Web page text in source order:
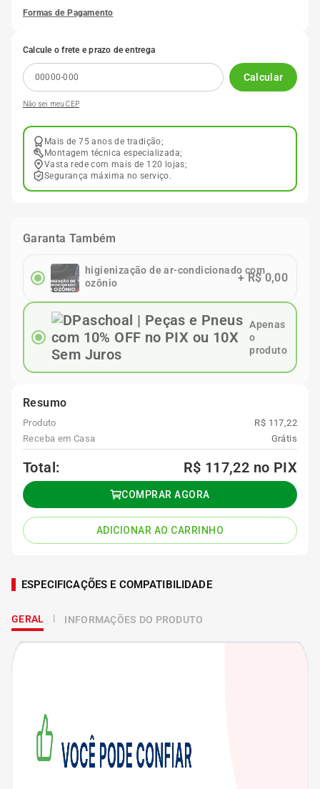
Formas de Pagamento
Calcule o frete e prazo de entrega
Calcular
Não sei meu CEP
Mais de 75 anos de tradição;
Montagem técnica especializada;
Vasta rede com mais de 120 lojas;
Segurança máxima no serviço.
Garanta Também
higienização de ar-condicionado com
ozônio
+R$ 0,00
Apenas
o
produto
Resumo
Produto
R$ 117,22
Receba em Casa
Grátis
Total: R$ 117,22 no PIX
COMPRAR AGORA
ADICIONAR AO CARRINHO
ESPECIFICAÇÕES E COMPATIBILIDADE
GERAL INFORMAÇÕES DO PRODUTO
9º
10º 175 70r13